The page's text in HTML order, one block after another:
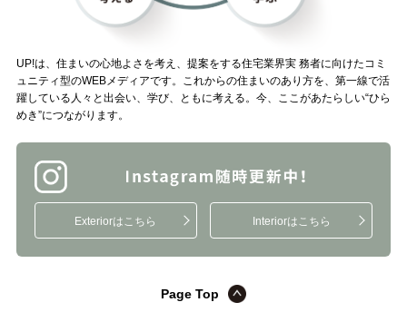
UP!は、住まいの心地よさを考え、提案をする住宅業界実 務者に向けたコミ
ュニティ型のWEBメディアです。これからの住まいのあり方を、第一線で活
躍している人々と出会い、学び、ともに考える。今、ここがあたらしい“ひら
めき”につながります。
Exteriorはこちら Interiorはこちら
Page Top